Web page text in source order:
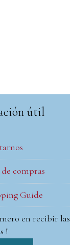
útil
compras
Guide
en recibir las
!